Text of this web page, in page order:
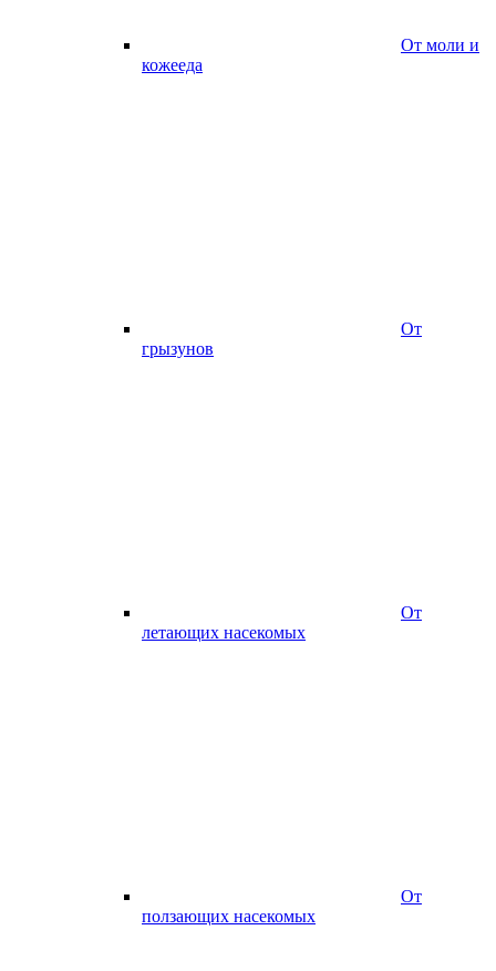
От моли и
кожееда
От
грызунов
От
летающих насекомых
От
ползающих насекомых